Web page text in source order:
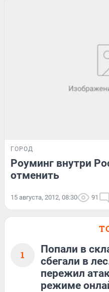
ГОРОД
Роуминг внутри
отменить
15 августа, 2012, 08:30 91
1
Попали в
сбегали в
пережил
режиме